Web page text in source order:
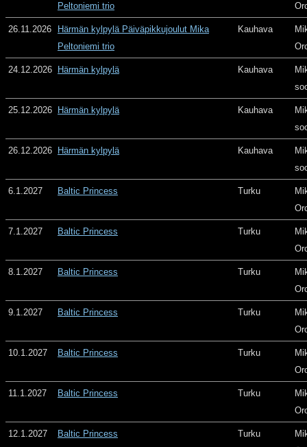
Peltoniemi trio
26.11.2026
Härmän kylpylä Päiväpikkujoulut Mika
Peltoniemi trio
Kauhava
24.12.2026 Härmän kylpylä Kauhava
25.12.2026 Härmän kylpylä Kauhava
26.12.2026 Härmän kylpylä Kauhava
6.1.2027 Baltic Princess Turku
7.1.2027 Baltic Princess Turku
8.1.2027 Baltic Princess Turku
9.1.2027 Baltic Princess Turku
10.1.2027 Baltic Princess Turku
11.1.2027 Baltic Princess Turku
12.1.2027 Baltic Princess Turku